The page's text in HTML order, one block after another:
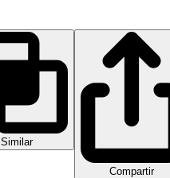
Similar
Compartir